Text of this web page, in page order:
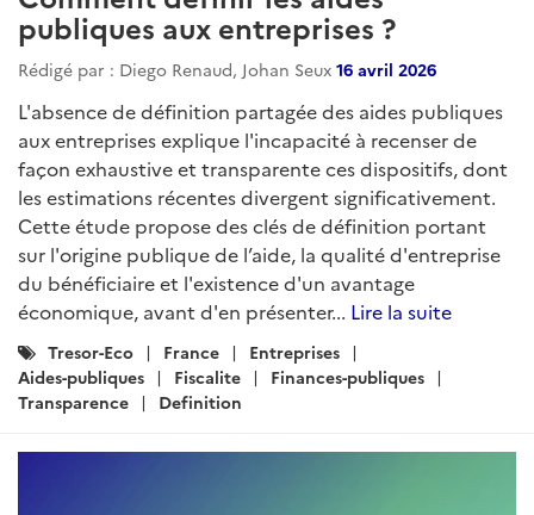
publiques aux entreprises ?
Rédigé par : Diego Renaud, Johan Seux 16 avril 2026
L'absence de définition partagée des aides publiques
aux entreprises explique l'incapacité à recenser de
façon exhaustive et transparente ces dispositifs, dont
les estimations récentes divergent significativement.
Cette étude propose des clés de définition portant
sur l'origine publique de l’aide, la qualité d'entreprise
du bénéficiaire et l'existence d'un avantage
économique, avant d'en présenter... Lire la suite
Catégories
:
Tresor-Eco France
Entreprises
Aides-publiques
Fiscalite
Finances-publiques
Transparence
Definition